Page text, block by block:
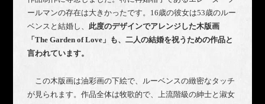
ールマンの存在は大きかったです。16歳の彼女は53歳のルー
ベンスと結婚し、此度のデザインでアレンジした木版画
「The Garden of Love」も、二人の結婚を祝うための作品と
言われています。
この木版画は油彩画の下絵で、ルーベンスの緻密なタッチ
が見られます。作品全体は牧歌的で、上流階級の紳士と淑女